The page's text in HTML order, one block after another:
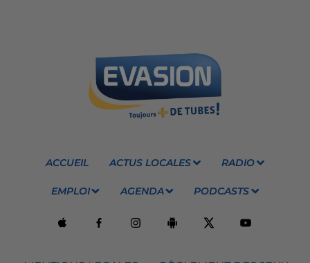
ACCUEIL ACTUS LOCALES RADIO
EMPLOI AGENDA PODCASTS